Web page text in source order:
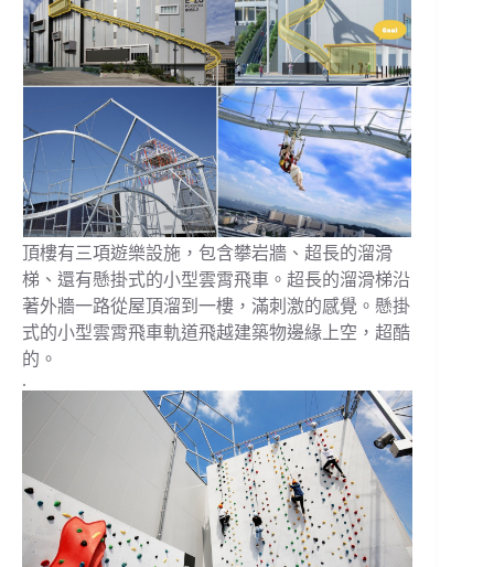
頂樓有三項遊樂設施，包含攀岩牆、超長的溜滑
梯、還有懸掛式的小型雲霄飛車。超長的溜滑梯沿
著外牆一路從屋頂溜到一樓，滿刺激的感覺。懸掛
式的小型雲霄飛車軌道飛越建築物邊緣上空，超酷
的。
.